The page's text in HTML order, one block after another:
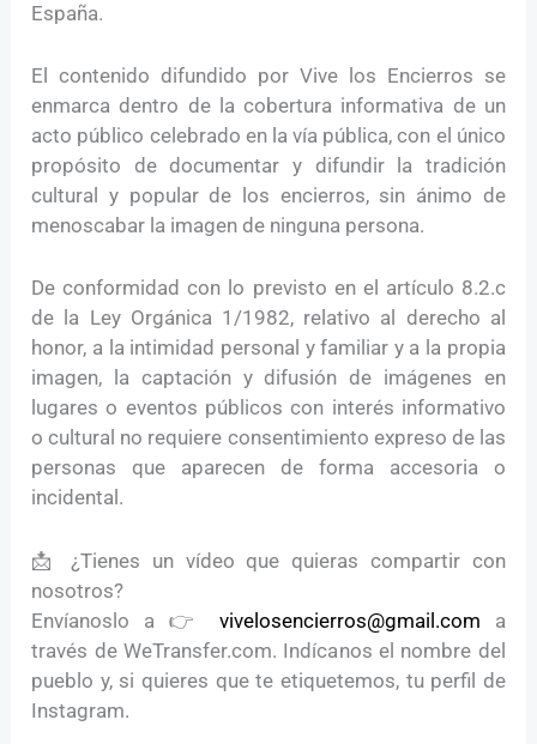
España.
El contenido difundido por Vive los Encierros se
enmarca dentro de la cobertura informativa de un
acto público celebrado en la vía pública, con el único
propósito de documentar y difundir la tradición
cultural y popular de los encierros, sin ánimo de
menoscabar la imagen de ninguna persona.
De conformidad con lo previsto en el artículo 8.2.c
de la Ley Orgánica 1/1982, relativo al derecho al
honor, a la intimidad personal y familiar y a la propia
imagen, la captación y difusión de imágenes en
lugares o eventos públicos con interés informativo
o cultural no requiere consentimiento expreso de las
personas que aparecen de forma accesoria o
incidental.
📩 ¿Tienes un vídeo que quieras compartir con
nosotros?
Envíanoslo a 👉 vivelosencierros@gmail.com a
través de WeTransfer.com. Indícanos el nombre del
pueblo y, si quieres que te etiquetemos, tu perfil de
Instagram.